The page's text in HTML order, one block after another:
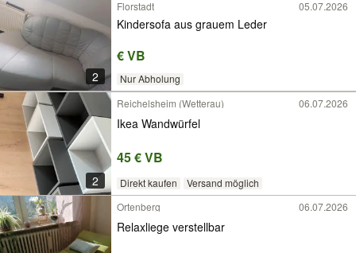
2
Florstadt 05.07.2026
Kindersofa aus grauem Leder
€ VB
Nur Abholung
2
Reichelsheim (Wetterau) 06.07.2026
Ikea Wandwürfel
45 € VB
Direkt kaufen Versand möglich
Ortenberg 06.07.2026
Relaxliege verstellbar